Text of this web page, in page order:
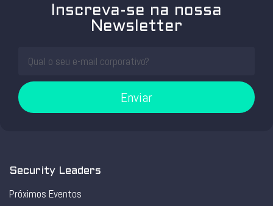
Inscreva-se na nossa
Newsletter
Enviar
Security Leaders
Próximos Eventos